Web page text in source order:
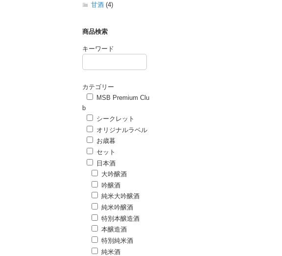
甘酒 (4)
商品検索
キーワード
カテゴリー
MSB Premium Clu
b
シークレット
オリジナルラベル
お歳暮
セット
日本酒
大吟醸酒
吟醸酒
純米大吟醸酒
純米吟醸酒
特別本醸造酒
本醸造酒
特別純米酒
純米酒